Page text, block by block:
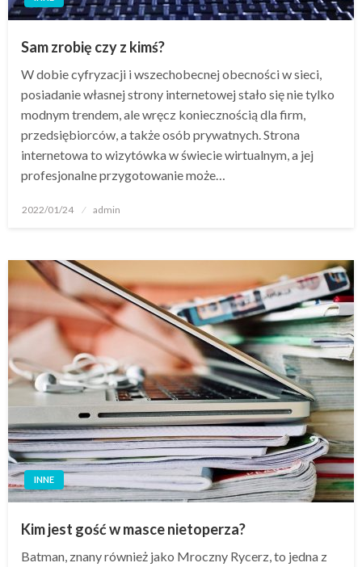
Sam zrobię czy z kimś?
W dobie cyfryzacji i wszechobecnej obecności w sieci,
posiadanie własnej strony internetowej stało się nie tylko
modnym trendem, ale wręcz koniecznością dla firm,
przedsiębiorców, a także osób prywatnych. Strona
internetowa to wizytówka w świecie wirtualnym, a jej
profesjonalne przygotowanie może…
Opublikowane
2022/01/24 admin
INNE
Kim jest gość w masce nietoperza?
Batman, znany również jako Mroczny Rycerz, to jedna z